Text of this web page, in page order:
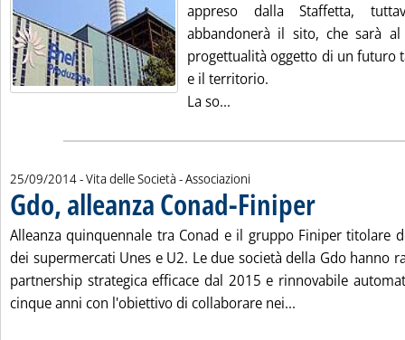
appreso dalla Staffetta,
abbandonerà il sito, che sarà
progettualità oggetto di un futuro
e il territorio.
La so...
25/09/2014- Vita delle Società - Associazioni
Gdo, alleanza Conad-Finiper. Pubblicata giovedì
Alleanza quinquennale tra Conad e il gruppo Finiper titolare
dei supermercati Unes e U2. Le due società della Gdo hanno
partnership strategica efficace dal 2015 e rinnovabile
cinque anni con l'obiettivo di collaborare nei...